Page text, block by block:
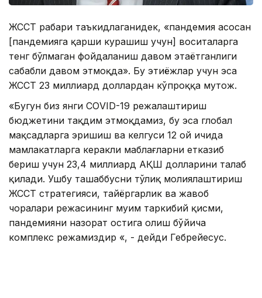
ЖССТ раҳбари таъкидлаганидек, «пандемия асосан
[пандемияга қарши курашиш учун] воситаларга
тенг бўлмаган фойдаланиш давом этаётганлиги
сабабли давом этмоқда». Бу эҳтиёжлар учун эса
ЖССТ 23 миллиард доллардан кўпроққа муҳтож.
«Бугун биз янги CОVID-19 режалаштириш
бюджетини тақдим этмоқдамиз, бу эса глобал
мақсадларга эришиш ва келгуси 12 ой ичида
мамлакатларга керакли маблағларни етказиб
бериш учун 23,4 миллиард AҚШ долларини талаб
қилади. Ушбу ташаббусни тўлиқ молиялаштириш
ЖССТ стратегияси, тайёргарлик ва жавоб
чоралари режасининг муҳим таркибий қисми,
пандемияни назорат остига олиш бўйича
комплекс режамиздир «, - дейди Гебрейесус.